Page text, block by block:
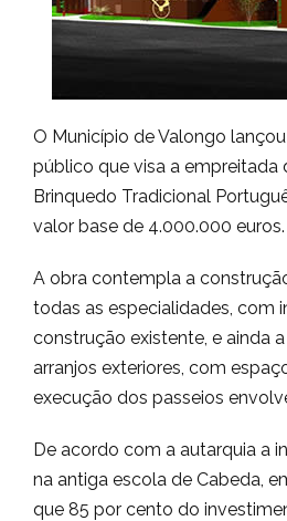
O Município de Valongo
público que visa a empreitada
Brinquedo Tradicional
valor base de 4.000.000 euros.
A obra contempla a
todas as especialidades, com
construção existente, e ainda
arranjos exteriores, com
execução dos passeios
De acordo com a autarquia a
na antiga escola de Cabeda,
que 85 por cento do